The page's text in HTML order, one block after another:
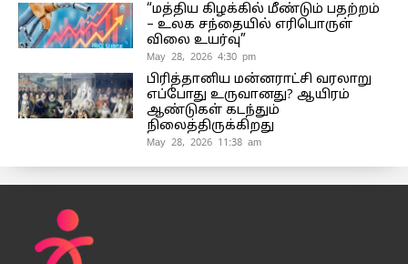
“மத்திய கிழக்கில் மீண்டும் பதற்றம்
– உலக சந்தையில் எரிபொருள்
விலை உயர்வு”
May 28, 2026 4:30 pm
பிரித்தானிய மன்னராட்சி வரலாறு
எப்போது உருவானது? ஆயிரம்
ஆண்டுகள் கடந்தும்
நிலைத்திருக்கிறது
May 28, 2026 11:38 am